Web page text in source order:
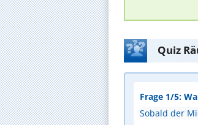
Quiz
Frage 1/5:
Sobald der